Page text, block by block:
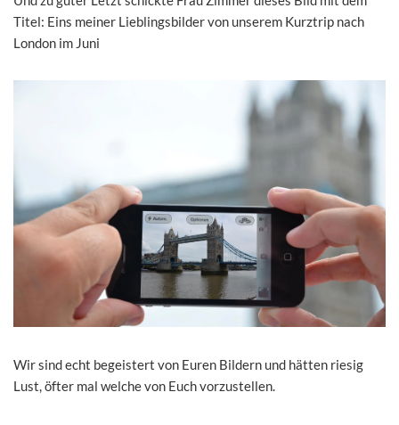
Titel: Eins meiner Lieblingsbilder von unserem Kurztrip nach
London im Juni
Wir sind echt begeistert von Euren Bildern und hätten riesig
Lust, öfter mal welche von Euch vorzustellen.